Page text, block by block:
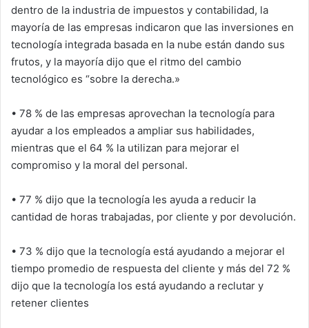
dentro de la industria de impuestos y contabilidad, la
mayoría de las empresas indicaron que las inversiones en
tecnología integrada basada en la nube están dando sus
frutos, y la mayoría dijo que el ritmo del cambio
tecnológico es “sobre la derecha.»
• 78 % de las empresas aprovechan la tecnología para
ayudar a los empleados a ampliar sus habilidades,
mientras que el 64 % la utilizan para mejorar el
compromiso y la moral del personal.
• 77 % dijo que la tecnología les ayuda a reducir la
cantidad de horas trabajadas, por cliente y por devolución.
• 73 % dijo que la tecnología está ayudando a mejorar el
tiempo promedio de respuesta del cliente y más del 72 %
dijo que la tecnología los está ayudando a reclutar y
retener clientes